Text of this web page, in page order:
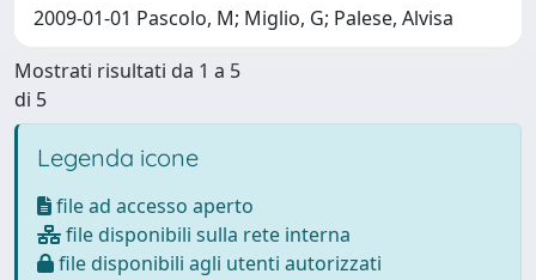
2009-01-01 Pascolo, M; Miglio, G; Palese, Alvisa
Mostrati risultati da 1 a 5
di 5
Legenda icone
file ad accesso aperto
file disponibili sulla rete interna
file disponibili agli utenti autorizzati